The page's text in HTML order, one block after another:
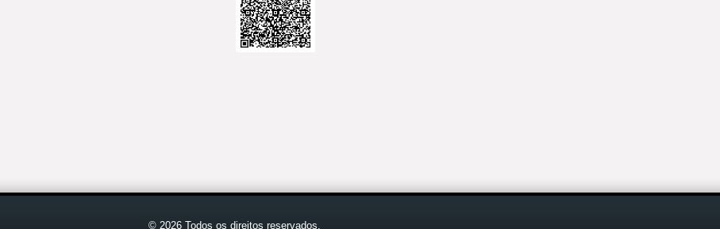
© 2026 Todos os direitos reservados.